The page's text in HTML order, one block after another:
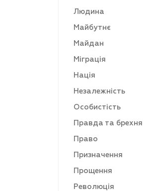
Людина
Майбутнє
Майдан
Міграція
Нація
Незалежність
Особистість
Правда та брехня
Право
Призначення
Прощення
Революція